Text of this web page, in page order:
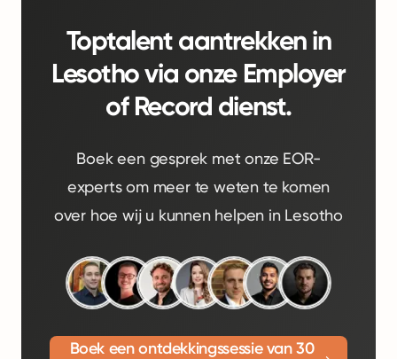
Toptalent aantrekken in
Lesotho via onze Employer
of Record dienst.
Boek een gesprek met onze EOR-
experts om meer te weten te komen
over hoe wij u kunnen helpen in Lesotho
Boek een ontdekkingssessie van 30